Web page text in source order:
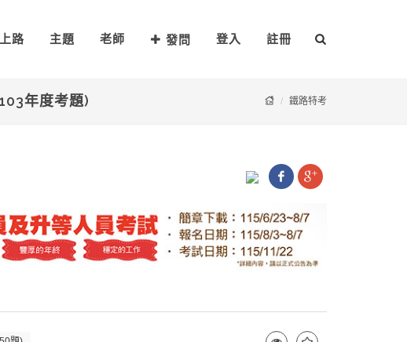
路 主題 老師 發問 登入 註冊
年度考題) 鐵路特考